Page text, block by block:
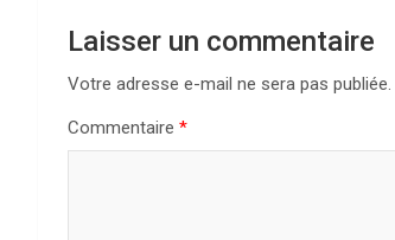
Laisser un commentaire
Votre adresse e-mail ne sera pas publiée.
Commentaire *